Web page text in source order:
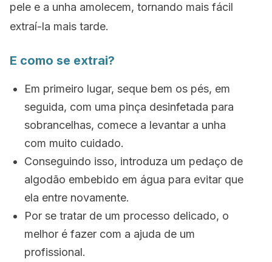
pele e a unha amolecem, tornando mais fácil
extraí-la mais tarde.
E como se extrai?
Em primeiro lugar, seque bem os pés, em
seguida, com uma pinça desinfetada para
sobrancelhas, comece a levantar a unha
com muito cuidado.
Conseguindo isso, introduza um pedaço de
algodão embebido em água para evitar que
ela entre novamente.
Por se tratar de um processo delicado, o
melhor é fazer com a ajuda de um
profissional.